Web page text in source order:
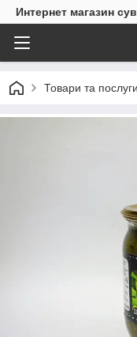
Интернет магазин
Товари та послуги